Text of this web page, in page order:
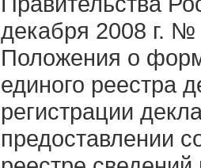
декабря 2008 г.
Положения о
единого реестра
регистрации
предоставлении